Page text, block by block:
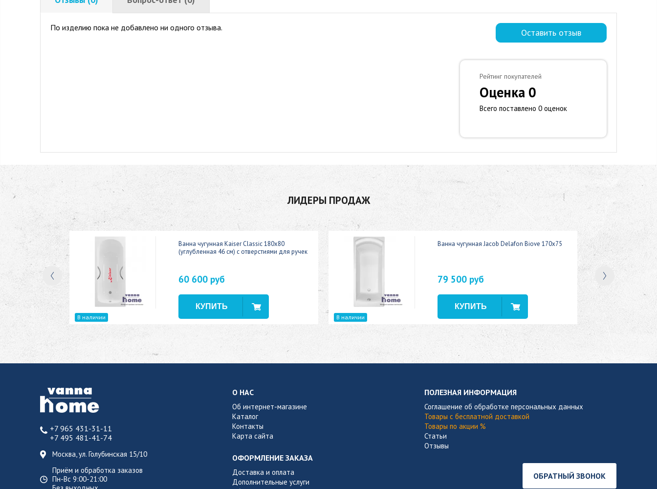
По изделию пока не добавлено ни одного отзыва. Оставить отзыв
Рейтинг покупателей
Оценка 0
Всего поставлено 0 оценок
ЛИДЕРЫ ПРОДАЖ
с гладким
В наличии
Ванна чугунная Kaiser Classic 180x80
(углубленная 46 см) с отверстиями для ручек
60 600 руб
В наличии
Ванна чугунная Jacob Delafon Biove 170х75
79 500 руб
+7 965 431-31-11
+7 495 481-41-74
Москва, ул. Голубинская 15/10
Приём и обработка заказов
Пн-Вс 9:00-21:00
О НАС
Об интернет-магазине
Каталог
Контакты
Карта сайта
ОФОРМЛЕНИЕ ЗАКАЗА
Доставка и оплата
Дополнительные услуги
ПОЛЕЗНАЯ ИНФОРМАЦИЯ
Соглашение об обработке персональных данных
Товары с бесплатной доставкой
Товары по акции %
Статьи
Отзывы
ОБРАТНЫЙ ЗВОНОК